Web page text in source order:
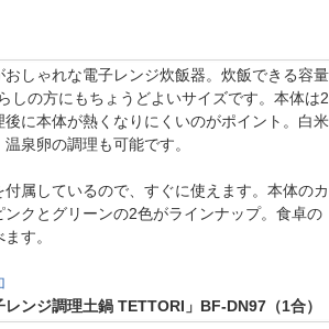
しゃれな電子レンジ炊飯器。炊飯できる容量
しの方にもちょうどよいサイズです。本体は2
に本体が熱くなりにくいのがポイント。白米
泉卵の調理も可能です。
付属しているので、すぐに使えます。本体のカ
クとグリーンの2色がラインナップ。食卓の
す。
ンジ調理土鍋 TETTORI」BF-DN97（1合）